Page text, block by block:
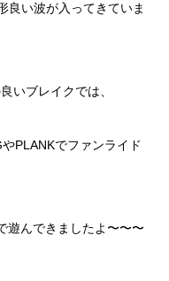
良い波が入ってきていま
いブレイクでは、
PLANKでファンライド
遊んできましたよ〜〜〜